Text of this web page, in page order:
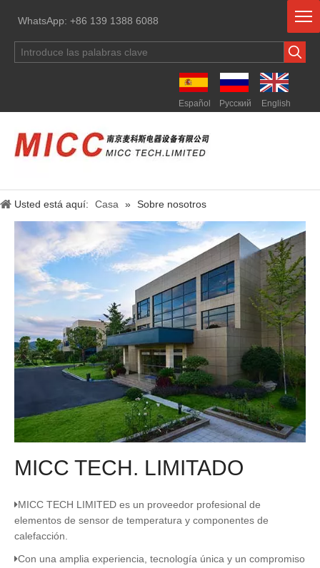
WhatsApp: +86 139 1388 6088
Español Pусский English
Usted está aquí: Casa » Sobre nosotros
MICC TECH. LIMITADO
MICC TECH LIMITED es un proveedor profesional de
elementos de sensor de temperatura y componentes de
calefacción.
Con una amplia experiencia, tecnología única y un compromiso